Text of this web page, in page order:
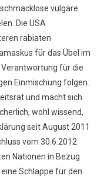
vulgäre
Die USA
rabiaten
für das Übel im
Verantwortung für die
Einmischung folgen.
und macht sich
wohl wissend,
seit August 2011
vom 30.6.2012
Nationen in Bezug
Schlappe für den